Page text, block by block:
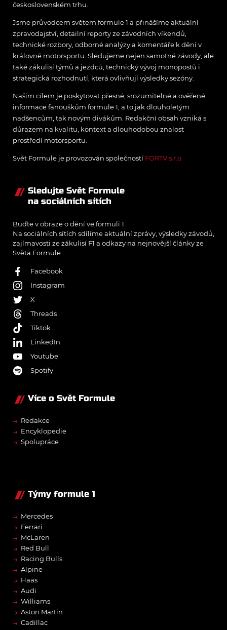
československém trhu.
Jsme průvodcem světem formule 1 a přinášíme aktuální
zpravodajství, detailní reporty ze závodních víkendů,
technické rozbory, odborné analýzy a komentáře k dění v
královně motorsportu. Sledujeme nejen samotné závody, ale
také zákulisí týmů a jezdců, technický vývoj monopostů i
strategická rozhodnutí, která ovlivňují výsledky sezóny.
Naším cílem je poskytovat přesné, srozumitelné a ověřené
informace fanouškům formule 1, a to jak dlouholetým
nadšencům, tak novým divákům. Redakční obsah vzniká s
důrazem na kvalitu, kontext a dlouhodobou znalost
prostředí motorsportu.
Svět Formule je provozován společností FORTV s.r.o.
Sledujte Svět Formule
na sociálních sítích
Buďte v obraze o dění ve formuli 1.
Na sociálních sítích sdílíme aktuální zprávy, výsledky závodů,
zajímavosti ze zákulisí F1 a odkazy na nejnovější články ze
Světa Formule.
Facebook
Instagram
X
Threads
Tiktok
LinkedIn
Youtube
Spotify
Více o Svět Formule
→ Redakce
→ Encyklopedie
→ Spolupráce
Týmy formule 1
→ Mercedes
→ Ferrari
→ McLaren
→ Red Bull
→ Racing Bulls
→ Alpine
→ Haas
→ Audi
→ Williams
→ Aston Martin
→ Cadillac